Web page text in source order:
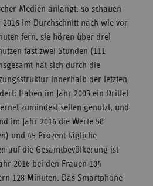
Medien anlangt, so schauen
2016 im Durchschnitt nach wie vor
fern, sie hören über drei
fast zwei Stunden (111
hat sich durch die
innerhalb der letzten
Haben im Jahr 2003 ein Drittel
zumindest selten genutzt, und
im Jahr 2016 die Werte 58
und 45 Prozent tägliche
auf die Gesamtbevölkerung ist
2016 bei den Frauen 104
128 Minuten. Das Smartphone